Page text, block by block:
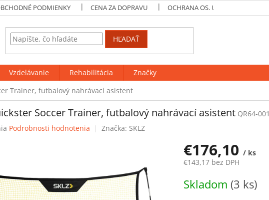
PODMIENKY CENA ZA DOPRAVU OCHRANA OS. ÚDAJOV
HĽADAŤ
Vzdelávanie Rehabilitácia
Značky
Trainer, futbalový nahrávací asistent
Soccer Trainer, futbalový nahrávací asistent QR64-001
Podrobnosti hodnotenia Značka: SKLZ
€176,10 / ks
€143,17 bez DPH
cena:
Skladom (3 ks)